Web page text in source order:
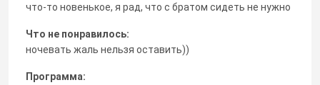
что-то новенькое, я рад, что с братом сидеть не нужно
Что не понравилось:
ночевать жаль нельзя оставить))
Программа: